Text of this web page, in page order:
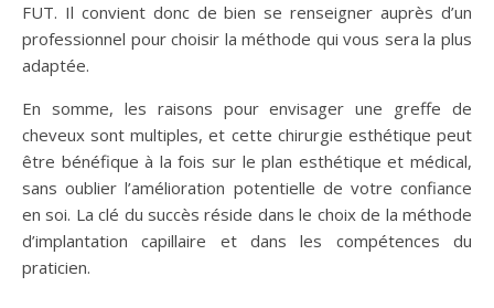
FUT. Il convient donc de bien se renseigner auprès d’un
professionnel pour choisir la méthode qui vous sera la plus
adaptée.
En somme, les raisons pour envisager une greffe de
cheveux sont multiples, et cette chirurgie esthétique peut
être bénéfique à la fois sur le plan esthétique et médical,
sans oublier l’amélioration potentielle de votre confiance
en soi. La clé du succès réside dans le choix de la méthode
d’implantation capillaire et dans les compétences du
praticien.